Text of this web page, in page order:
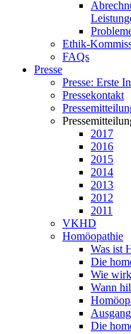
Ethik-
FAQs
Presse
Presse: Erste
Pressekontakt
2017
2016
2015
2014
2013
2012
2011
VKHD
Homöopathie
Was ist
Die
Wie
Wann
Die